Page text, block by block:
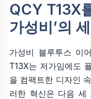
QCY T13X
가성비’의
가성비 블루투스 이
T13X는 저가임에도
을 컴팩트한 디자인
러한 혁신은 다음 세